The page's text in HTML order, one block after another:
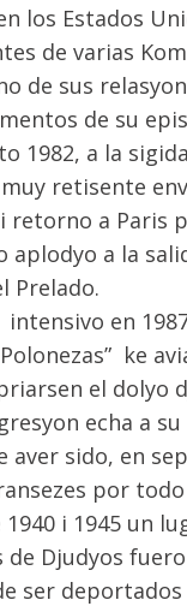
los Estados
de varias
de sus
de su
1982, a la
retisente
retorno a Paris
aplodyo a la
Prelado.
intensivo en
ke
el dolyo
echa a
aver sido, en
por
i 1945 un
de Djudyos
ser